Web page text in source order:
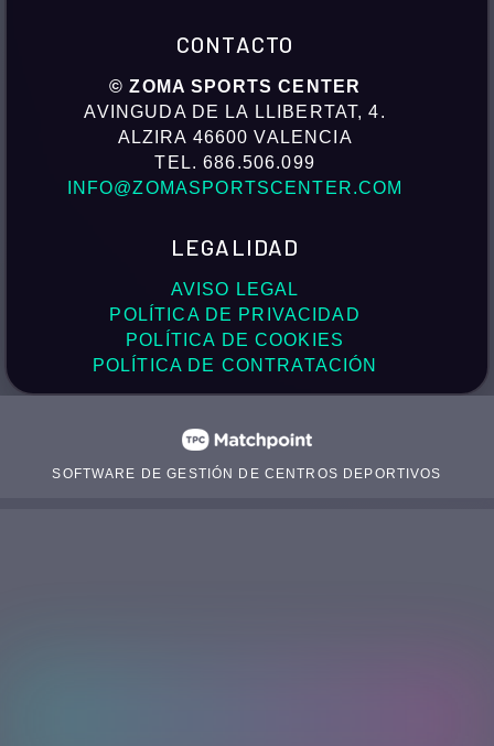
CONTACTO
© ZOMA SPORTS CENTER
AVINGUDA DE LA LLIBERTAT, 4.
ALZIRA 46600 VALENCIA
TEL. 686.506.099
INFO@ZOMASPORTSCENTER.COM
LEGALIDAD
AVISO LEGAL
POLÍTICA DE PRIVACIDAD
POLÍTICA DE COOKIES
POLÍTICA DE CONTRATACIÓN
SOFTWARE DE GESTIÓN DE CENTROS DEPORTIVOS